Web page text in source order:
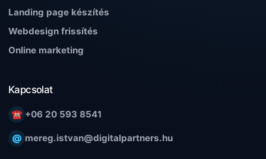
Landing page készítés
Webdesign frissítés
Online marketing
Kapcsolat
☎ +06 20 593 8541
@ mereg.istvan@digitalpartners.hu